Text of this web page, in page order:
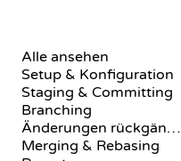
Alle ansehen
Setup & Konfiguration
Staging & Committing
Branching
Änderungen rückgängig machen
Merging & Rebasing